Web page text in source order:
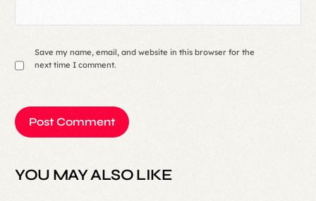
Save my name, email, and website in this browser for the
next time I comment.
YOU MAY ALSO LIKE